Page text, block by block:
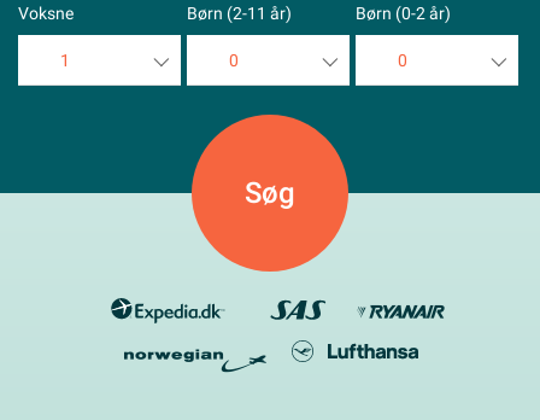
Voksne
1
Børn (2-11 år)
0
5
Børn (0-2 år)
0